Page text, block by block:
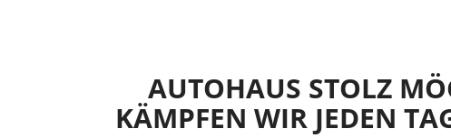
AUTOHAUS STOLZ
KÄMPFEN WIR JEDEN